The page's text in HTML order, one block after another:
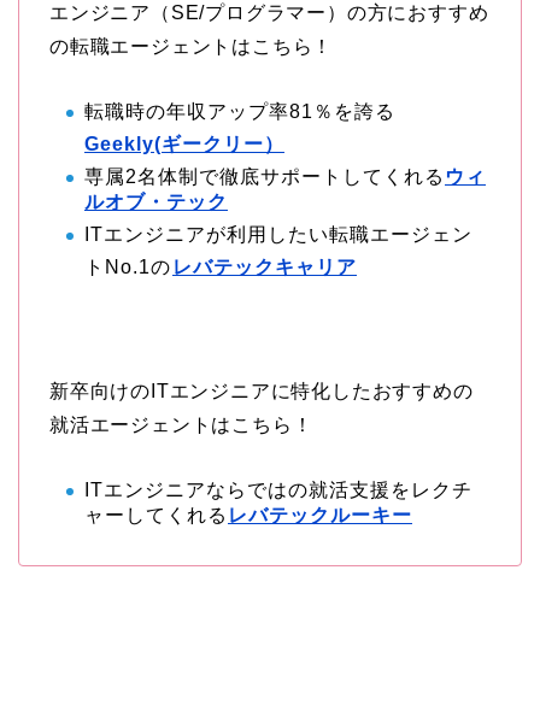
エンジニア（SE/プログラマー）の方におすすめ
の転職エージェントはこちら！
転職時の年収アップ率81％を誇る
Geekly(ギークリー）
専属2名体制で徹底サポートしてくれる ウィ
ルオブ・テック
ITエンジニアが利用したい転職エージェン
トNo.1の レバテックキャリア
新卒向けのITエンジニアに特化したおすすめの
就活エージェントはこちら！
ITエンジニアならではの就活支援をレクチ
ャーしてくれる レバテックルーキー